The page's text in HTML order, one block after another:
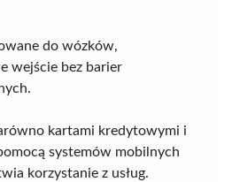
do wózków,
wejście bez barier
kartami kredytowymi i
systemów mobilnych
korzystanie z usług.